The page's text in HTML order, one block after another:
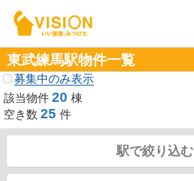
東武練馬駅物件一覧
募集中のみ表示
該当物件 20 棟
空き数 25 件
駅で絞り込む